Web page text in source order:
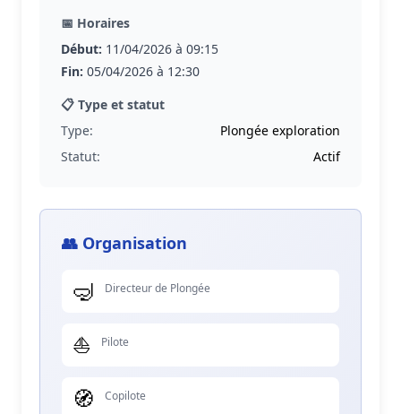
📅 Horaires
Début: 11/04/2026 à 09:15
Fin: 05/04/2026 à 12:30
📋 Type et statut
Type:
Plongée exploration
Statut:
Actif
👥 Organisation
🤿 Directeur de Plongée
⛵ Pilote
🧭 Copilote